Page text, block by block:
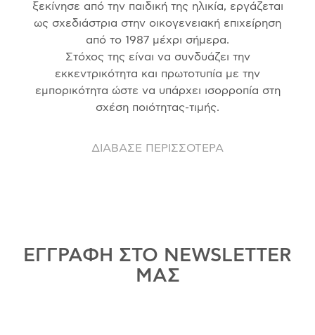
ξεκίνησε από την παιδική της ηλικία, εργάζεται
ως σχεδιάστρια στην οικογενειακή επιχείρηση
από το 1987 μέχρι σήμερα.
Στόχος της είναι να συνδυάζει την
εκκεντρικότητα και πρωτοτυπία με την
εμπορικότητα ώστε να υπάρχει ισορροπία στη
σχέση ποιότητας-τιμής.
ΔΙΑΒΑΣΕ ΠΕΡΙΣΣΟΤΕΡΑ
ΕΓΓΡΑΦΗ ΣΤΟ NEWSLETTER
ΜΑΣ